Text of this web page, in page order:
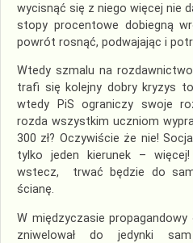
wycisnąć się z niego więcej nie
stopy procentowe dobiegną
powrót rosnąć, podwajając i
Wtedy szmalu na
trafi się kolejny dobry kryzys
wtedy PiS ograniczy swoje
rozda wszystkim uczniom
300 zł? Oczywiście że nie!
tylko jeden kierunek –
wstecz, trwać będzie do
ścianę.
W międzyczasie propagandowy
zniwelował do jedynki